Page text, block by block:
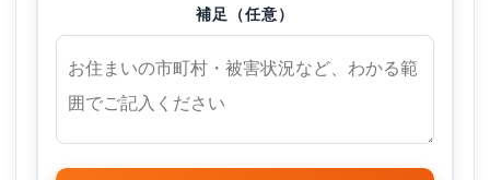
補足（任意）